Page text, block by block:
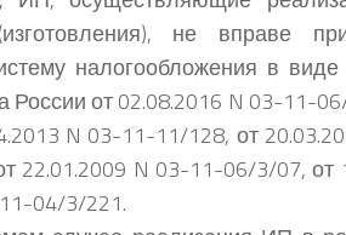
не вправе
налогообложения в
от 02.08.2016 N 03-11-
N 03-11-11/128, от
22.01.2009 N 03-11-06/3/07,
04/3/221.